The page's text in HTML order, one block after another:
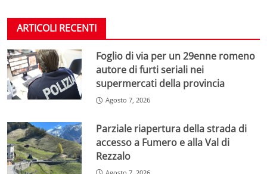
ARTICOLI RECENTI
Foglio di via per un 29enne romeno
autore di furti seriali nei
supermercati della provincia
Agosto 7, 2026
Parziale riapertura della strada di
accesso a Fumero e alla Val di
Rezzalo